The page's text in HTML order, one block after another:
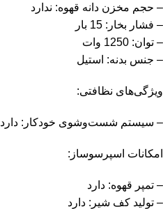
– حجم مخزن دانه قهوه: ندارد
– فشار بخار: 15 بار
– توان: 1250 وات
– جنس بدنه: استیل
ویژگی‌های نظافتی:
– سیستم شست‌وشوی خودکار: دارد
امکانات اسپرسوساز:
– تمپر قهوه: دارد
– تولید کف شیر: دارد